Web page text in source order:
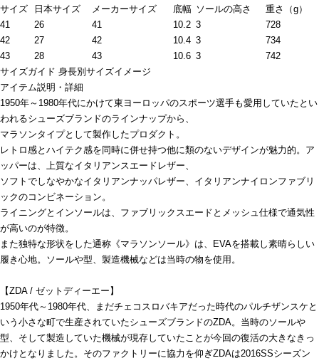
サイズ
日本サイズ メーカーサイズ 底幅 ソールの高さ
重さ（g）
41
26 41 10.2 3
728
42
27 42 10.4 3
734
43
28 43 10.6 3
742
サイズガイド 身長別サイズイメージ
アイテム説明・詳細
1950年～1980年代にかけて東ヨーロッパのスポーツ選手も愛用していたとい
われるシューズブランドのラインナップから、
マラソンタイプとして製作したプロダクト。
レトロ感とハイテク感を同時に併せ持つ他に類のないデザインが魅力的。ア
ッパーは、上質なイタリアンスエードレザー、
ソフトでしなやかなイタリアンナッパレザー、イタリアンナイロンファブリ
ックのコンビネーション。
ライニングとインソールは、ファブリックスエードとメッシュ仕様で通気性
が高いのが特徴。
また独特な形状をした通称《マラソンソール》は、EVAを搭載し素晴らしい
履き心地。ソールや型、製造機械などは当時の物を使用。
【ZDA / ゼットディーエー】
1950年代～1980年代、まだチェコスロバキアだった時代のパルチザンスケと
いう小さな町で生産されていたシューズブランドのZDA。当時のソールや
型、そして製造していた機械が現存していたことが今回の復活の大きなきっ
かけとなりました。そのファクトリーに協力を仰ぎZDAは2016SSシーズン